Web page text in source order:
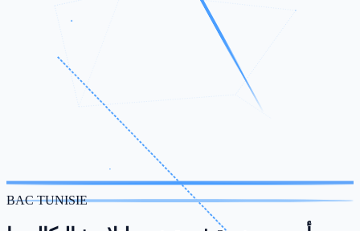
BAC TUNISIE